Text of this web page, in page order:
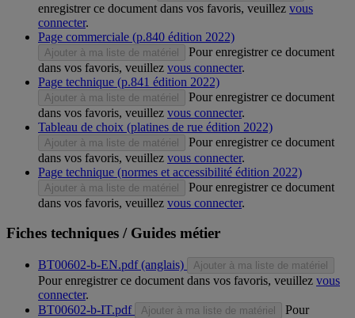
enregistrer ce document dans vos favoris, veuillez vous
connecter.
Page commerciale (p.840 édition 2022)
Ajouter à ma liste de matériel
Pour enregistrer ce document
dans vos favoris, veuillez vous connecter.
Page technique (p.841 édition 2022)
Ajouter à ma liste de matériel
Pour enregistrer ce document
dans vos favoris, veuillez vous connecter.
Tableau de choix (platines de rue édition 2022)
Ajouter à ma liste de matériel
Pour enregistrer ce document
dans vos favoris, veuillez vous connecter.
Page technique (normes et accessibilité édition 2022)
Ajouter à ma liste de matériel
Pour enregistrer ce document
dans vos favoris, veuillez vous connecter.
Fiches techniques / Guides métier
BT00602-b-EN.pdf (anglais) Ajouter à ma liste de matériel
Pour enregistrer ce document dans vos favoris, veuillez vous
connecter.
BT00602-b-IT.pdf
Ajouter à ma liste de matériel
Pour